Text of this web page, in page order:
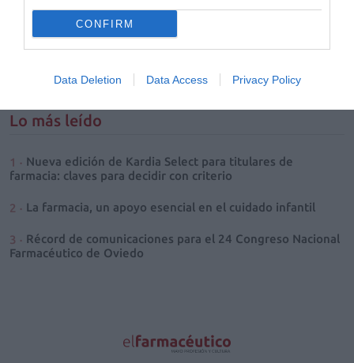
CONFIRM
Data Deletion Data Access Privacy Policy
presidenta del Colegio Oficial de
Farmacéuticos de Álava tras el proceso de
renovación de su Junta de Gobierno.
Sustituye a Pedro Rivero, que ha ocupado
Lo más leído
Nueva edición de Kardia Select para titulares de
farmacia: claves para decidir con criterio
La farmacia, un apoyo esencial en el cuidado infantil
Récord de comunicaciones para el 24 Congreso Nacional
Farmacéutico de Oviedo